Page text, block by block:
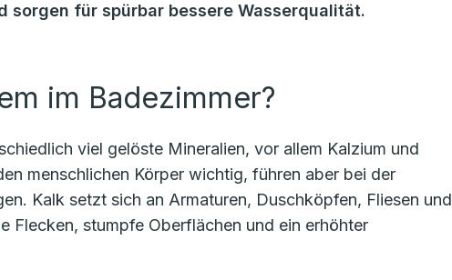
sorgen für spürbar bessere Wasserqualität.
im Badezimmer?
viel gelöste Mineralien, vor allem Kalzium und
menschlichen Körper wichtig, führen aber bei der
Kalk setzt sich an Armaturen, Duschköpfen, Fliesen und
Flecken, stumpfe Oberflächen und ein erhöhter